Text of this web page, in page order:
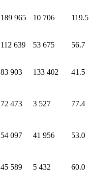
189 965 10 706 119.5
112 639 53 675 56.7
83 903 133 402 41.5
72 473 3 527 77.4
54 097 41 956 53.0
45 589 5 432 60.0